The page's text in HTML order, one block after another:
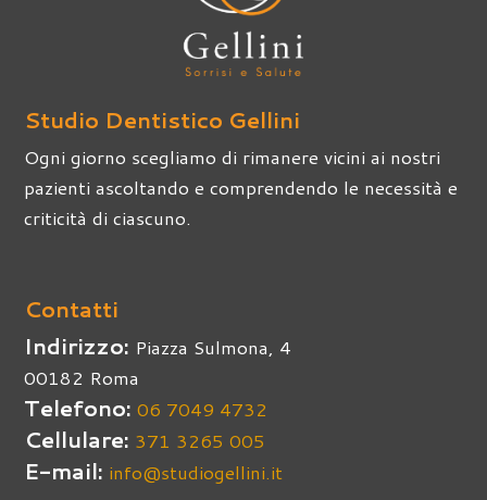
Studio Dentistico Gellini
Ogni giorno scegliamo di rimanere vicini ai nostri
pazienti ascoltando e comprendendo le necessità e
criticità di ciascuno.
Contatti
Indirizzo: Piazza Sulmona, 4
00182 Roma
Telefono:06 7049 4732
Cellulare: 371 3265 005
E-mail: info@studiogellini.it